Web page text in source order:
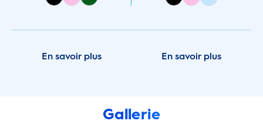
En savoir plus En savoir plus
Gallerie